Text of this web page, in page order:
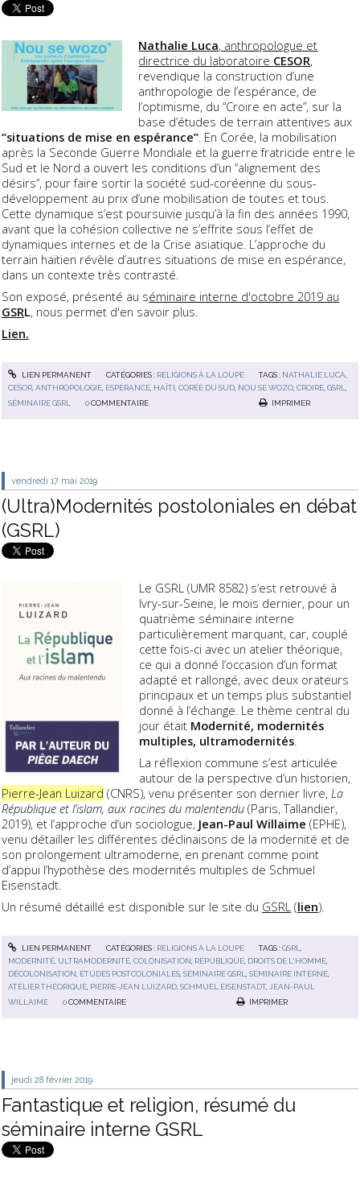
Nathalie Luca, anthropologue et
directrice du laboratoire CESOR,
revendique la construction d’une
anthropologie de l’espérance, de
l’optimisme, du “Croire en acte”, sur la
base d’études de terrain attentives aux
“situations de mise en espérance” . En Corée, la mobilisation
après la Seconde Guerre Mondiale et la guerre fratricide entre le
Sud et le Nord a ouvert les conditions d’un “alignement des
désirs”, pour faire sortir la société sud-coréenne du sous-
développement au prix d’une mobilisation de toutes et tous.
Cette dynamique s’est poursuivie jusqu’à la fin des années 1990,
avant que la cohésion collective ne s’effrite sous l’effet de
dynamiques internes et de la Crise asiatique. L’approche du
terrain haïtien révèle d’autres situations de mise en espérance,
dans un contexte très contrasté.
Son exposé, présenté au séminaire interne d'octobre 2019 au
GSRL, nous permet d'en savoir plus.
Lien.
LIEN PERMANENT CATÉGORIES : RELIGIONS À LA LOUPE TAGS : NATHALIE LUCA,
CESOR,ANTHROPOLOGIE, ESPÉRANCE, HAÏTI,CORÉE DU SUD, NOU SE WOZO,CROIRE,GSRL,
SÉMINAIRE GSRL
0 COMMENTAIRE IMPRIMER
vendredi 17 mai 2019
(Ultra)Modernités postoloniales en débat
(GSRL)
Le GSRL (UMR 8582) s’est retrouvé à
Ivry-sur-Seine, le mois dernier, pour un
quatrième séminaire interne
particulièrement marquant, car, couplé
cette fois-ci avec un atelier théorique,
ce qui a donné l’occasion d’un format
adapté et rallongé, avec deux orateurs
principaux et un temps plus substantiel
donné à l’échange. Le thème central du
jour était Modernité, modernités
multiples, ultramodernités
La réflexion commune s’est articulée
autour de la perspective d’un historien,
Pierre-Jean Luizard (CNRS), venu présenter son dernier livre, La
République et l’islam, aux racines du malentendu (Paris, Tallandier,
2019), et l’approche d’un sociologue, Jean-Paul Willaime (EPHE),
venu détailler les différentes déclinaisons de la modernité et de
son prolongement ultramoderne, en prenant comme point
d’appui l’hypothèse des modernités multiples de Schmuel
Eisenstadt.
Un résumé détaillé est disponible sur le site du GSRL (lien).
LIEN PERMANENT CATÉGORIES : RELIGIONS À LA LOUPE TAGS :GSRL,
MODERNITÉ, ULTRAMODERNITÉ,COLONISATION, RÉPUBLIQUE, DROITS DE L'HOMME,
DÉCOLONISATION, ÉTUDES POSTCOLONIALES,SÉMINAIRE GSRL,SÉMINAIRE INTERNE,
ATELIER THÉORIQUE, PIERRE-JEAN LUIZARD,SCHMUEL EISENSTADT,JEAN-PAUL
WILLAIME
0 COMMENTAIRE IMPRIMER
jeudi 28 février 2019
Fantastique et religion, résumé du
séminaire interne GSRL